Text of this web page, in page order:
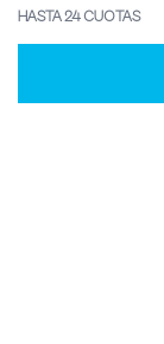
HASTA 24 CUOTAS